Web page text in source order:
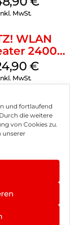
und fortlaufend
die weitere
von Cookies zu.
unserer
In der
nur Netzwerk-
erhalten auch
Updates.
unterwegs
im
sind
MwSt.
WLAN
2400
Weiß €
MwSt.